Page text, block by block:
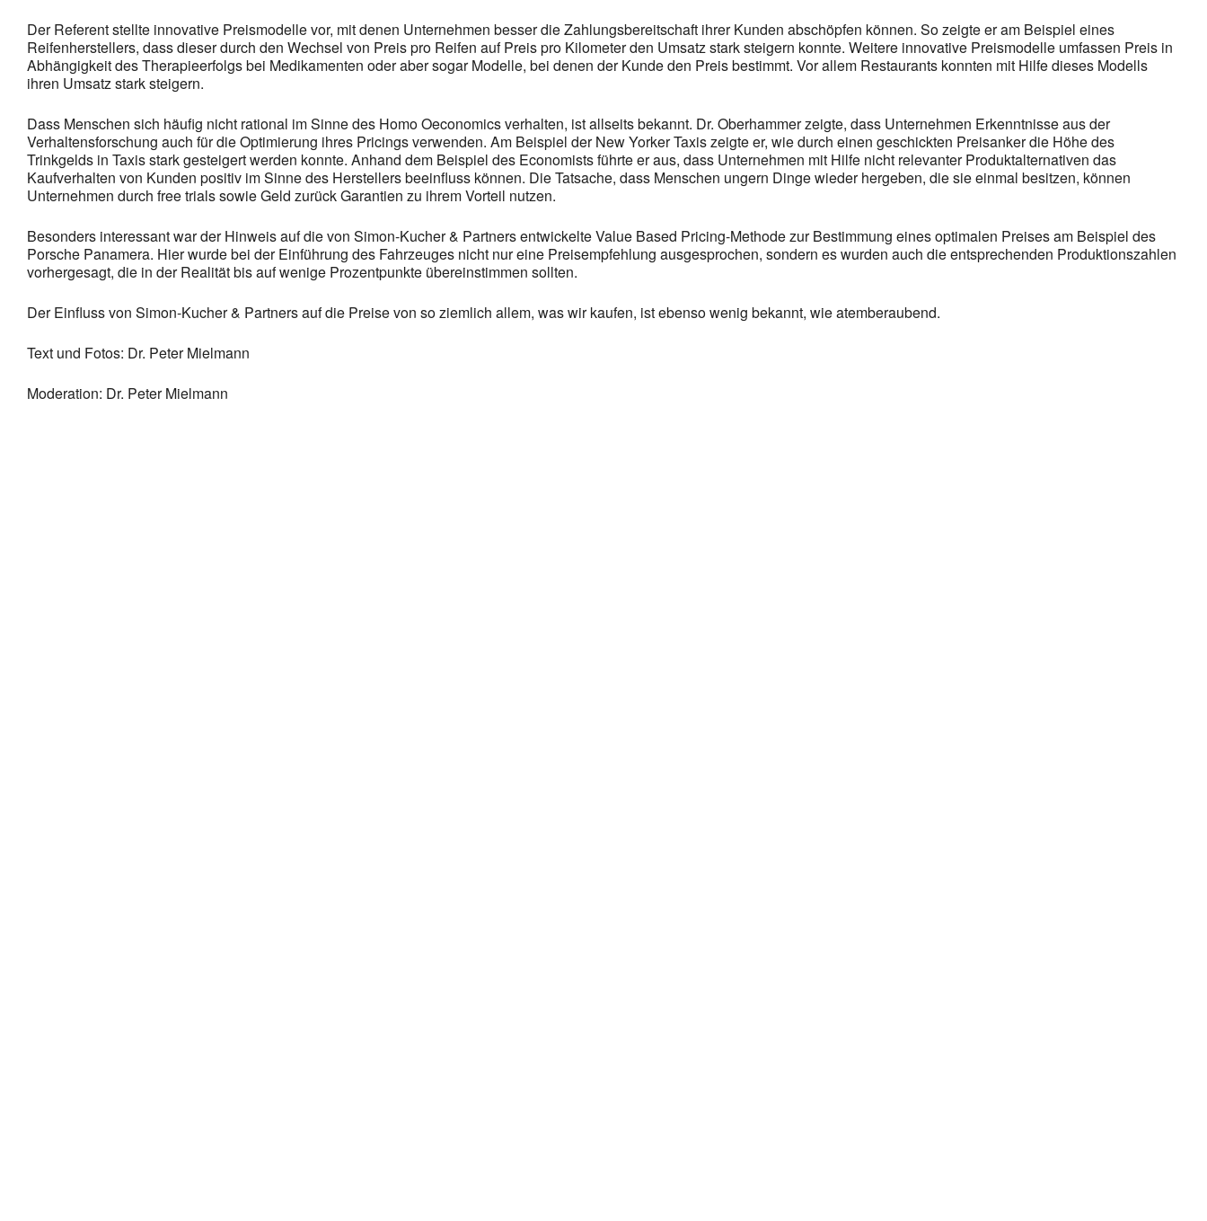
Der Referent stellte innovative Preismodelle vor, mit denen Unternehmen besser die Zahlungsbereitschaft ihrer Kunden abschöpfen können. So zeigte er am Beispiel eines
Reifenherstellers, dass dieser durch den Wechsel von Preis pro Reifen auf Preis pro Kilometer den Umsatz stark steigern konnte. Weitere innovative Preismodelle umfassen Preis in
Abhängigkeit des Therapieerfolgs bei Medikamenten oder aber sogar Modelle, bei denen der Kunde den Preis bestimmt. Vor allem Restaurants konnten mit Hilfe dieses Modells
ihren Umsatz stark steigern.
Dass Menschen sich häufig nicht rational im Sinne des Homo Oeconomics verhalten, ist allseits bekannt. Dr. Oberhammer zeigte, dass Unternehmen Erkenntnisse aus der
Verhaltensforschung auch für die Optimierung ihres Pricings verwenden. Am Beispiel der New Yorker Taxis zeigte er, wie durch einen geschickten Preisanker die Höhe des
Trinkgelds in Taxis stark gesteigert werden konnte. Anhand dem Beispiel des Economists führte er aus, dass Unternehmen mit Hilfe nicht relevanter Produktalternativen das
Kaufverhalten von Kunden positiv im Sinne des Herstellers beeinfluss können. Die Tatsache, dass Menschen ungern Dinge wieder hergeben, die sie einmal besitzen, können
Unternehmen durch free trials sowie Geld zurück Garantien zu ihrem Vorteil nutzen.
Besonders interessant war der Hinweis auf die von Simon-Kucher & Partners entwickelte Value Based Pricing-Methode zur Bestimmung eines optimalen Preises am Beispiel des
Porsche Panamera. Hier wurde bei der Einführung des Fahrzeuges nicht nur eine Preisempfehlung ausgesprochen, sondern es wurden auch die entsprechenden Produktionszahlen
vorhergesagt, die in der Realität bis auf wenige Prozentpunkte übereinstimmen sollten.
Der Einfluss von Simon-Kucher & Partners auf die Preise von so ziemlich allem, was wir kaufen, ist ebenso wenig bekannt, wie atemberaubend.
Text und Fotos: Dr. Peter Mielmann
Moderation: Dr. Peter Mielmann